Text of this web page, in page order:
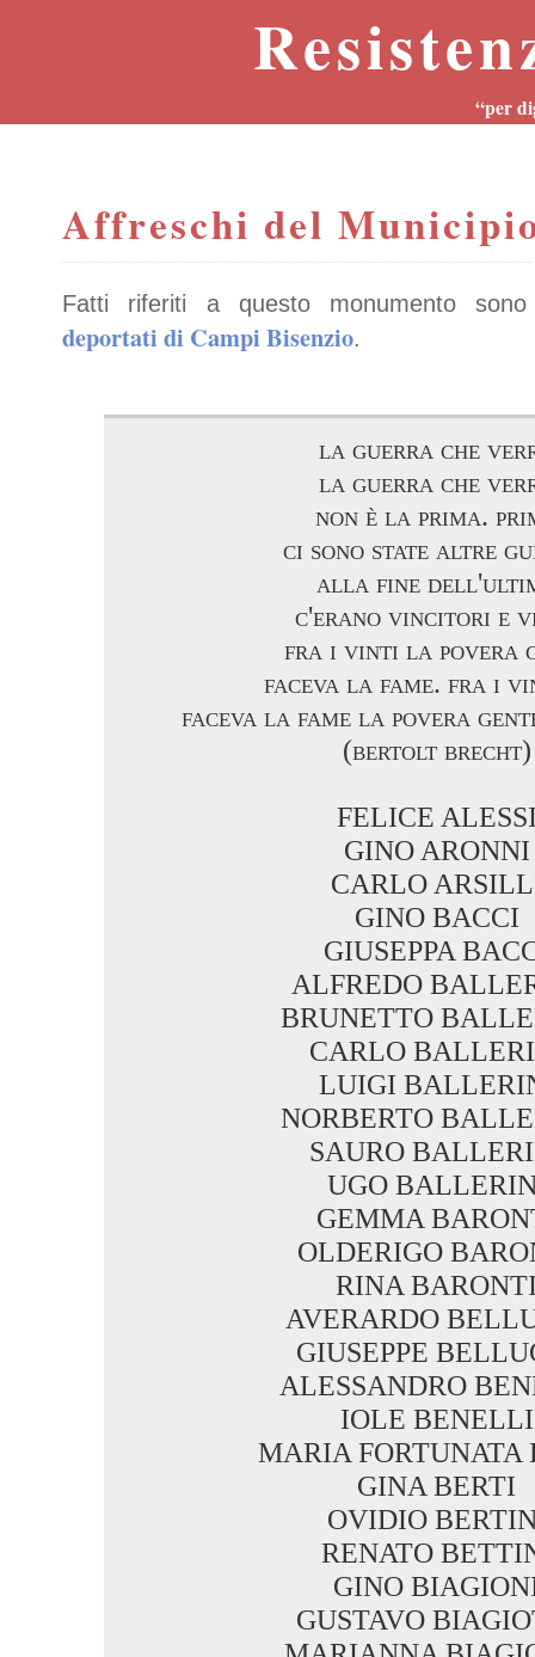
“per
Affreschi del
Fatti riferiti a questo monumento
deportati di Campi Bisenzio.
la guerra che
la guerra che
non è la prima.
ci sono state altre
alla fine
c'erano vincitori e
fra i vinti la povera
faceva la fame. fra i
faceva la fame la povera
(bertolt brecht)
FELICE
GINO ARONNI
CARLO
GINO BACCI
GIUSEPPA
ALFREDO
BRUNETTO
CARLO
LUIGI
NORBERTO
SAURO
UGO
GEMMA
OLDERIGO
RINA
AVERARDO
GIUSEPPE
ALESSANDRO
IOLE BENELLI
MARIA FORTUNATA
GINA BERTI
OVIDIO
RENATO
GINO
GUSTAVO